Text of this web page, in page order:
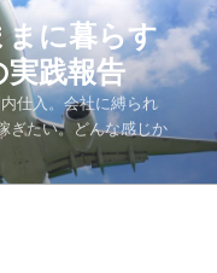
まに暮らす
実践報告
仕入。会社に縛られ
ぎたい。どんな感じか